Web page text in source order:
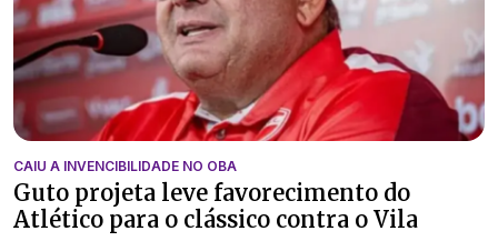
CAIU A INVENCIBILIDADE NO OBA
Guto projeta leve favorecimento do
Atlético para o clássico contra o Vila